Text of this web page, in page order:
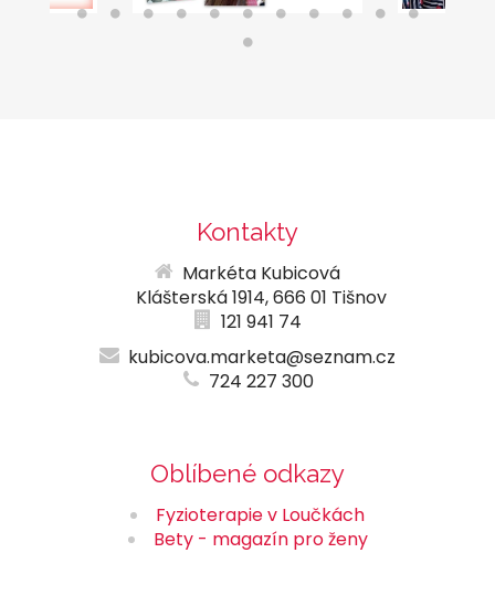
Kontakty
Markéta Kubicová
Klášterská 1914, 666 01 Tišnov
121 941 74
kubicova.marketa@seznam.cz
724 227 300
Oblíbené odkazy
Fyzioterapie v Loučkách
Bety - magazín pro ženy